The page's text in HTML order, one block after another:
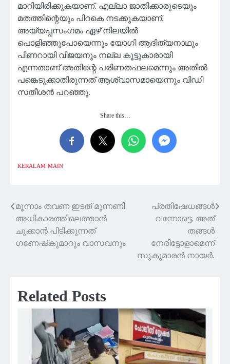
മാറിയിരിക്കുകയാണ്. എല്ലാ ജാതിക്കാരുടെയും
മതത്തിന്റെയും പിറകെ നടക്കുകയാണ്.
അയ്യപ്പസംഗമം ഏഴ് നിലയില്‍
പൊളിഞ്ഞുപോയെന്നും യോഗി ആദിത്യനാഥും
പിണറായി വിജയനും നല്ല കൂട്ടുകാരായി
എന്നതാണ് അതിന്റെ പരിണതഫലമെന്നും അതില്‍
പങ്കെടുക്കാതിരുന്നത് ആശ്വാസമായെന്നും വിഡി
സതീശന്‍ പറഞ്ഞു.
Share this…
KERALAM MAIN
Post
navigation
മൂന്നാം തവണ ഇടത് മുന്നണി
അധികാരത്തിലെത്താൻ
ചുക്കാൻ പിടിക്കുന്നത്
ഗണേഷ്‌കുമാറും വാസവനും
പ്രതിഷേധങ്ങള്‍
വന്നോട്ടെ, അത്
തങ്ങള്‍
നേരിട്ടോളാമെന്ന്
സുകുമാരന്‍ നായര്‍.
Related Posts